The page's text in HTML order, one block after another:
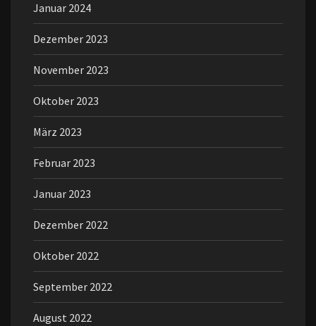
Januar 2024
Dezember 2023
November 2023
Oktober 2023
März 2023
Februar 2023
Januar 2023
Dezember 2022
Oktober 2022
September 2022
August 2022